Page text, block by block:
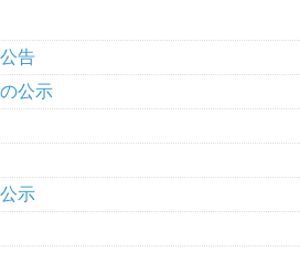
告
公示
示